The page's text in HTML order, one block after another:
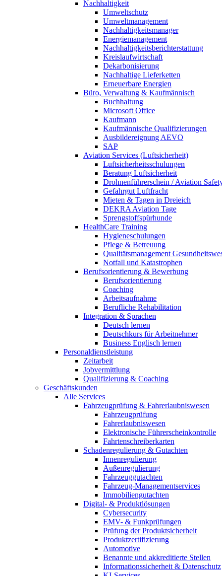
Nachhaltigkeit
Umweltschutz
Umweltmanagement
Nachhaltigkeitsmanager
Energiemanagement
Nachhaltigkeitsberichterstattung
Kreislaufwirtschaft
Dekarbonisierung
Nachhaltige Lieferketten
Erneuerbare Energien
Büro, Verwaltung & Kaufmännisch
Buchhaltung
Microsoft Office
Kaufmann
Kaufmännische Qualifizierungen
Ausbildereignung AEVO
SAP
Aviation Services (Luftsicherheit)
Luftsicherheitsschulungen
Beratung Luftsicherheit
Drohnenführerschein / Aviation
Gefahrgut Luftfracht
Mieten & Tagen in Dreieich
DEKRA Aviation Tage
Sprengstoffspürhunde
HealthCare Training
Hygieneschulungen
Pflege & Betreuung
Qualitätsmanagement
Notfall und Katastrophen
Berufsorientierung & Bewerbung
Berufsorientierung
Coaching
Arbeitsaufnahme
Berufliche Rehabilitation
Integration & Sprachen
Deutsch lernen
Deutschkurs für Arbeitnehmer
Business Englisch lernen
Personaldienstleistung
Zeitarbeit
Jobvermittlung
Qualifizierung & Coaching
Geschäftskunden
Alle Services
Fahrzeugprüfung & Fahrerlaubniswesen
Fahrzeugprüfung
Fahrerlaubniswesen
Elektronische Führerscheinkontrolle
Fahrtenschreiberkarten
Schadenregulierung & Gutachten
Innenregulierung
Außenregulierung
Fahrzeuggutachten
Fahrzeug-Managementservices
Immobiliengutachten
Digital- & Produktlösungen
Cybersecurity
EMV- & Funkprüfungen
Prüfung der Produktsicherheit
Produktzertifizierung
Automotive
Benannte und akkreditierte Stellen
Informationssicherheit & Datenschutz